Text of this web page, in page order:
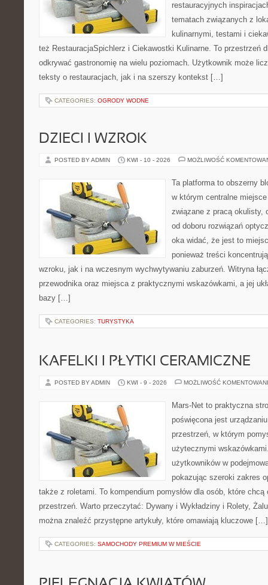
restauracyjnych
tematach związanych z
kulinarnymi, testami i
też RestauracjaSpichlerz i Ciekawostki Kulinarne. To przestrzeń
odkrywać gastronomię na wielu poziomach. Użytkownik może
teksty o restauracjach, jak i na szerszy kontekst […]
CATEGORIES: OGRODY WODNE
DZIECI I WZROK
POSTED BY ADMIN KWI - 10 - 2026 MOŻLIWOŚĆ
Ta platforma to obszerny
w którym centralne
związane z pracą okulisty,
od doboru rozwiązań
oka widać, że jest to
ponieważ treści
wzroku, jak i na wczesnym wychwytywaniu zaburzeń. Witryna
przewodnika oraz miejsca z praktycznymi wskazówkami, a jej
bazy […]
CATEGORIES: TURYSTYKA
KAFELKI I PŁYTKI CERAMICZNE
POSTED BY ADMIN KWI - 9 - 2026 MOŻLIWOŚĆ
Mars-Net to praktyczna
poświęcona jest
przestrzeń, w którym
użytecznymi
użytkowników w
pokazując szeroki zakres
także z roletami. To kompendium pomysłów dla osób, które chcą
przestrzeń. Warto przeczytać: Dywany i Wykładziny i Rolety,
można znaleźć przystępne artykuły, które omawiają kluczowe […]
CATEGORIES: SAMOCHODY PREMIUM W MIEŚCIE